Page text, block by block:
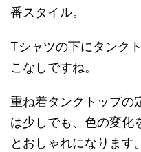
番スタイル。
Tシャツの下にタンク
こなしですね。
重ね着タンクトップの
は少しでも、色の変化
とおしゃれになります。